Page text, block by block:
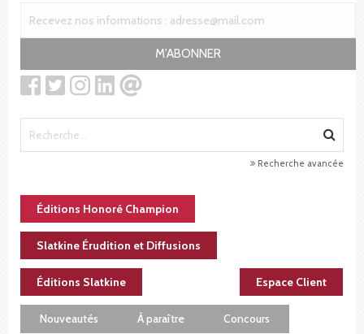
M'ABONNER
Recherche avancée
Éditions Honoré Champion
Slatkine Érudition et Diffusions
Éditions Slatkine Espace Client
Nouveautés À paraître Concours